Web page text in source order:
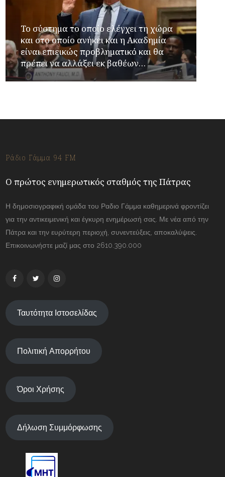
Το σύστημα το οποίο ελέγχει τη χώρα
και στο οποίο ανήκει και η Ακαδημία
είναι επιεικώς προβληματικό και θα
πρέπει να αλλάξει εκ βαθέων…
Ράδιο Γάμμα 94 FM
Ο πρώτος ενημερωτικός σταθμός της Πάτρας
Η δημοσιογραφική ομάδα του Ραδιο Γάμμα καθημερινά φροντίζει
για την αντικειμενική και έγκυρη ενημέρωσή σας. Με νέα από την
Πάτρα και την ευρύτερη περιοχή, συνεντεύξεις, αποκαλύψεις.
Επικοινωνήστε μαζί μας στο 2610.390.000
Ταυτότητα Ιστοσελίδας
Πολιτική Απορρήτου
Όροι Χρήσης
Δήλωση Συμμόρφωσης